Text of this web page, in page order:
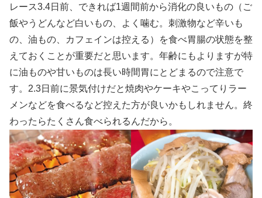
レース3.4日前、できれば1週間前から消化の良いもの（ご
飯やうどんなど白いもの、よく噛む。刺激物など辛いも
の、油もの、カフェインは控える）を食べ胃腸の状態を整
えておくことが重要だと思います。年齢にもよりますが特
に油ものや甘いものは長い時間胃にとどまるので注意で
す。2.3日前に景気付けだと焼肉やケーキやこってりラー
メンなどを食べるなど控えた方が良いかもしれません。終
わったらたくさん食べられるんだから。